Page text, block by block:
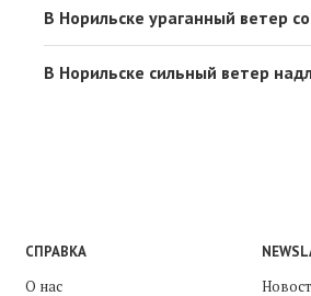
В Норильске ураганный ветер
В Норильске сильный ветер
СПРАВКА
О нас